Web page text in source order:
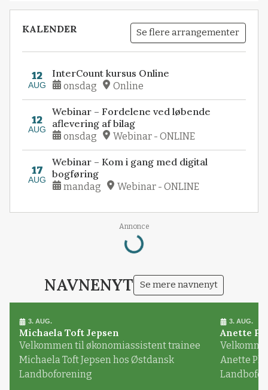
KALENDER Se flere arrangementer
12
AUG
InterCount kursus Online
onsdag Online
12
AUG
Webinar – Fordelene ved løbende
aflevering af bilag
onsdag Webinar - ONLINE
17
AUG
Webinar – Kom i gang med digital
bogføring
mandag Webinar - ONLINE
Annonce
Loading...
NAVNENYT Se mere navnenyt
3. AUG.
Michaela Toft Jepsen
Velkommen til økonomiassistent trainee
Michaela Toft Jepsen hos Østdansk
Landboforening
3. AUG.
Anette
Anette